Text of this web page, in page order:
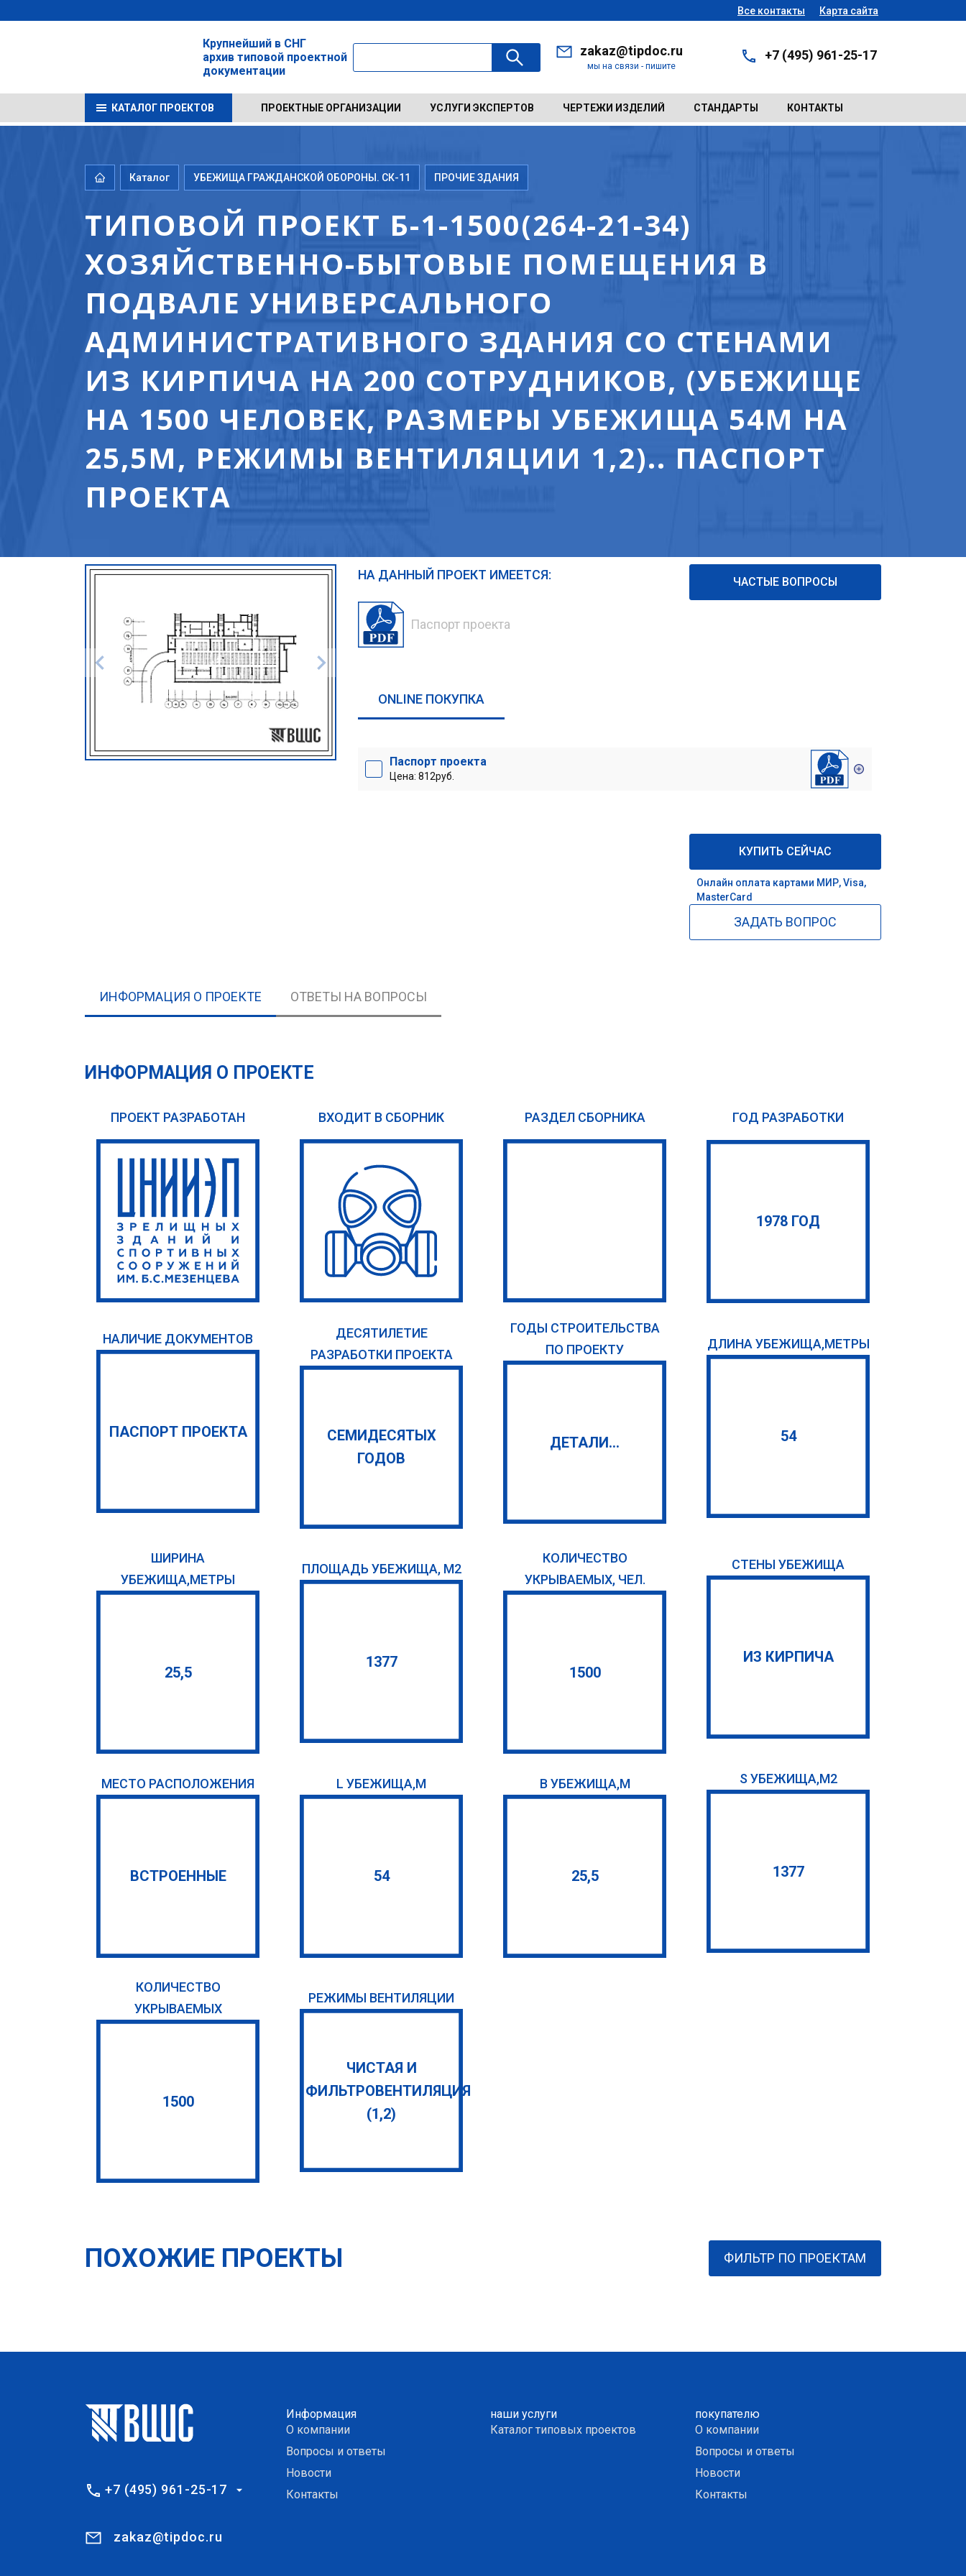
Все контакты Карта сайта
Крупнейший в СНГ
архив типовой проектной
документации
zakaz@tipdoc.ru
мы на связи - пишите
+7 (495) 961-25-17
КАТАЛОГ ПРОЕКТОВ ПРОЕКТНЫЕ ОРГАНИЗАЦИИ УСЛУГИ ЭКСПЕРТОВ ЧЕРТЕЖИ ИЗДЕЛИЙ СТАНДАРТЫ КОНТАКТЫ
Каталог УБЕЖИЩА ГРАЖДАНСКОЙ ОБОРОНЫ. СК-11 ПРОЧИЕ ЗДАНИЯ
ТИПОВОЙ ПРОЕКТ Б-1-1500(264-21-34)
ХОЗЯЙСТВЕННО-БЫТОВЫЕ ПОМЕЩЕНИЯ В
ПОДВАЛЕ УНИВЕРСАЛЬНОГО
АДМИНИСТРАТИВНОГО ЗДАНИЯ СО СТЕНАМИ
ИЗ КИРПИЧА НА 200 СОТРУДНИКОВ, (УБЕЖИЩЕ
НА 1500 ЧЕЛОВЕК, РАЗМЕРЫ УБЕЖИЩА 54М НА
25,5М, РЕЖИМЫ ВЕНТИЛЯЦИИ 1,2).. ПАСПОРТ
ПРОЕКТА
НА ДАННЫЙ ПРОЕКТ ИМЕЕТСЯ:
Паспорт проекта
ЧАСТЫЕ ВОПРОСЫ
ONLINE ПОКУПКА
Паспорт проекта
Цена: 812руб.
КУПИТЬ СЕЙЧАС
Онлайн оплата картами МИР, Visa,
MasterCard
ЗАДАТЬ ВОПРОС
ИНФОРМАЦИЯ О ПРОЕКТЕ ОТВЕТЫ НА ВОПРОСЫ
ИНФОРМАЦИЯ О ПРОЕКТЕ
ПРОЕКТ РАЗРАБОТАН ВХОДИТ В СБОРНИК РАЗДЕЛ СБОРНИКА ГОД РАЗРАБОТКИ
1978 ГОД
НАЛИЧИЕ ДОКУМЕНТОВ
ПАСПОРТ ПРОЕКТА
ДЕСЯТИЛЕТИЕ
РАЗРАБОТКИ ПРОЕКТА
СЕМИДЕСЯТЫХ
ГОДОВ
ГОДЫ СТРОИТЕЛЬСТВА
ПО ПРОЕКТУ
ДЕТАЛИ...
ДЛИНА УБЕЖИЩА,МЕТРЫ
54
ШИРИНА
УБЕЖИЩА,МЕТРЫ
25,5
ПЛОЩАДЬ УБЕЖИЩА, М2
1377
КОЛИЧЕСТВО
УКРЫВАЕМЫХ, ЧЕЛ.
1500
СТЕНЫ УБЕЖИЩА
ИЗ КИРПИЧА
МЕСТО РАСПОЛОЖЕНИЯ
ВСТРОЕННЫЕ
L УБЕЖИЩА,М
54
B УБЕЖИЩА,М
25,5
S УБЕЖИЩА,М2
1377
КОЛИЧЕСТВО
УКРЫВАЕМЫХ
1500
РЕЖИМЫ ВЕНТИЛЯЦИИ
ЧИСТАЯ И
ФИЛЬТРОВЕНТИЛЯЦИЯ
(1,2)
ПОХОЖИЕ ПРОЕКТЫ ФИЛЬТР ПО ПРОЕКТАМ
+7 (495) 961-25-17
zakaz@tipdoc.ru
Информация
О компании
Вопросы и ответы
Новости
Контакты
наши услуги
Каталог типовых проектов
покупателю
О компании
Вопросы и ответы
Новости
Контакты